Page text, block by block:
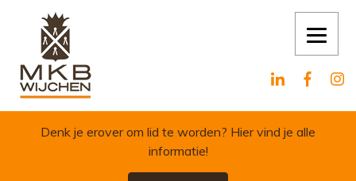
Skip to content
Denk je erover om lid te worden? Hier vind je alle
informatie!